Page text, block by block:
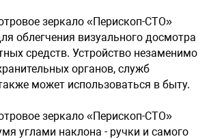
зеркало «Перископ-СТО»
облегчения визуального досмотра
средств. Устройство незаменимо
органов, служб
может использоваться в быту.
зеркало «Перископ-СТО»
углами наклона - ручки и самого